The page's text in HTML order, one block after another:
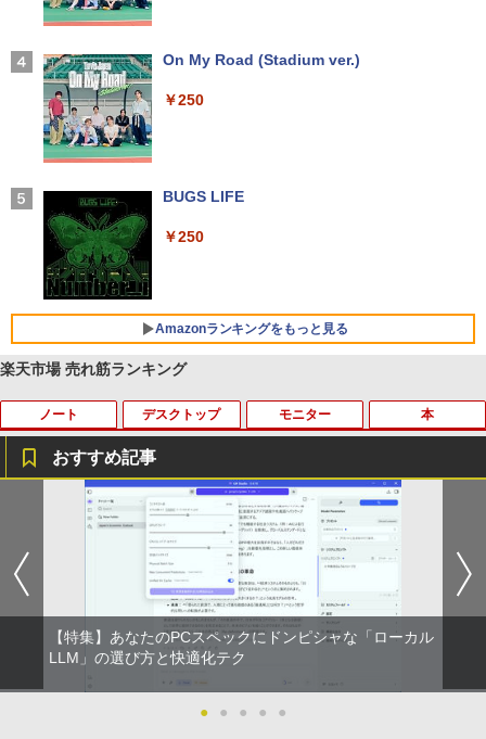
【2026年アップグレード版】AOKIMI ワイヤ
軽量 ブルートゥースHi-Fi 最大36時間再生 ぶ
リング ANC 36時間再生
￥3,480
On My Road (Stadium ver.)
￥250
BUGS LIFE
￥250
Amazonランキングをもっと見る
【Amazon.co.jp限定】 い・ろ・は・す 2L P
ET ラベルレス ×8本
￥1,112
by Amazon 天然水 ラベルレス 500ml ×24本
富士山の天然水 バナジウム含有 水 ミネラル
ウォーター ペットボトル 静岡県産 500ミリリ
ットル (Smart Basic)
￥1,380
by Amazon 天然水ラベルレス 2L×9本
薬屋のひとりごと 17巻 (デジタル版ビッグガ
ンガンコミックス)
￥770
異世界居酒屋「のぶ」(22) (角川コミックス・
エース)
￥832
ONE PIECE モノクロ版 115 (ジャンプコミッ
クスDIGITAL)
楽天市場 売れ筋ランキング
ノート
[訳アリ★格安] ノートパソコン Window
s11 15.6型 HP 250 G7 第七世代 Core-i3
メモリ8GB SSD128GB 15.6インチ 無線
LAN テンキー HDMI Webカメラ DVDマ
ルチ Bluetooth USB3.0 SDカード ノー
トPC ノート 中古パソコン 中古PC Win1
1 Office 格安 中古
￥12,800
デスクトップ モニター
PHILIPS 241V8 LED液晶モニター 23.8
インチワイド ブラック 1920×1080 （フ
ルHD）16:9 IPSパネル 非光沢 ノングレ
ア 液晶ディスプレイ HDMI VGA VESA準
拠 PS4 switch 対応 スイッチ 【中古】
￥6,500
2
【楽天1位!1,600円OFFクーポン 8/4 20:
00-8/11 01:59】Xiaomi Monitor A24i 20
本
【楽天ブックス限定特典】原かれん 1st
写真集 どストライク(生写真1枚) [ 原 か
れん ]
￥4,400
角川まんが学習シリーズ 日本の歴史
￥17,600
おすすめ記事
【特集】あなたのPCスペックにドンピシャな「ローカル
LLM」の選び方と快適化テク
● ● ● ● ●